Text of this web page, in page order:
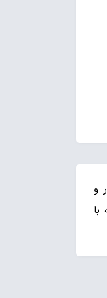
این واحد هواساز 2 سیلندر و
می گردد که با